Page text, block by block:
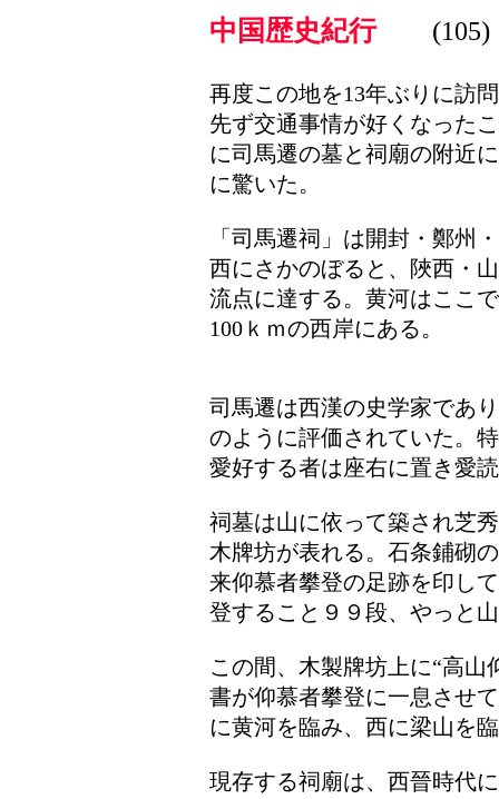
中国歴史紀行 (105)
再度この地を13年ぶりに訪
先ず交通事情が好くなった
に司馬遷の墓と祠廟の附近
に驚いた。
「司馬遷祠」は開封・鄭州
西にさかのぼると、陜西・
流点に達する。黄河はここ
100ｋｍの西岸にある。
司馬遷は西漢の史学家であ
のように評価されていた。
愛好する者は座右に置き愛
祠墓は山に依って築され芝
木牌坊が表れる。石条鋪砌
来仰慕者攀登の足跡を印し
登すること９９段、やっと
この間、木製牌坊上に“高山
書が仰慕者攀登に一息させ
に黄河を臨み、西に梁山を
現存する祠廟は、西晉時代